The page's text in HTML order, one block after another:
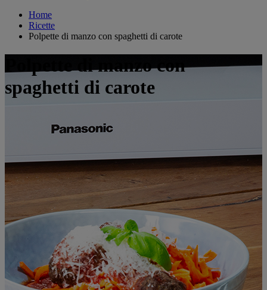
Home
Ricette
Polpette di manzo con spaghetti di carote
Polpette di manzo con
spaghetti di carote